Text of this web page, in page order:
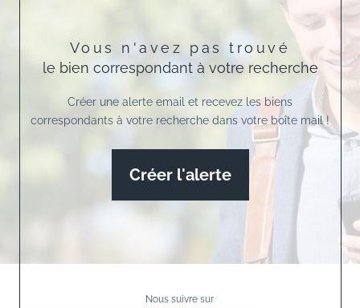
Vous n'avez pas trouvé
le bien correspondant à votre recherche
Créer une alerte email et recevez les biens
correspondants à votre recherche dans votre boîte mail !
Créer l'alerte
Nous suivre sur